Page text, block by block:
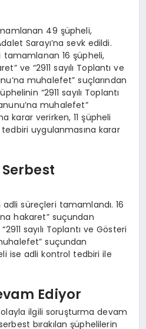
49 şüpheli,
Sarayı’na sevk edildi.
tamamlanan 16 şüpheli,
ve “2911 sayılı Toplantı ve
muhalefet” suçlarından
“2911 sayılı Toplantı
muhalefet”
karar verirken, 11 şüpheli
uygulanmasına karar
süreçleri tamamlandı. 16
hakaret” suçundan
sayılı Toplantı ve Gösteri
suçundan
ise adli kontrol tedbiri ile
Ediyor
ilgili soruşturma devam
bırakılan şüphelilerin